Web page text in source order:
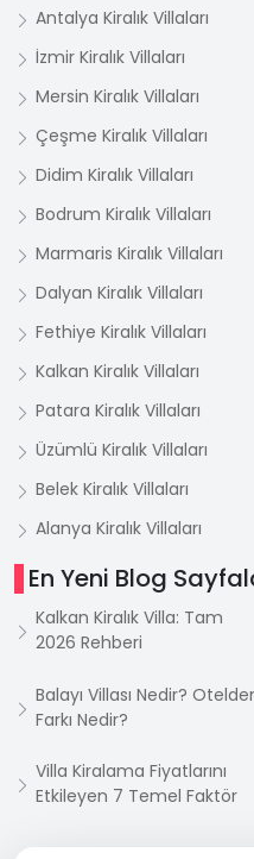
Antalya Kiralık Villaları
İzmir Kiralık Villaları
Mersin Kiralık Villaları
Çeşme Kiralık Villaları
Didim Kiralık Villaları
Bodrum Kiralık Villaları
Marmaris Kiralık Villaları
Dalyan Kiralık Villaları
Fethiye Kiralık Villaları
Kalkan Kiralık Villaları
Patara Kiralık Villaları
Üzümlü Kiralık Villaları
Belek Kiralık Villaları
Alanya Kiralık Villaları
En Yeni Blog
Kalkan Kiralık Villa: Tam
2026 Rehberi
Balayı Villası Nedir?
Farkı Nedir?
Villa Kiralama Fiyatlarını
Etkileyen 7 Temel Faktör